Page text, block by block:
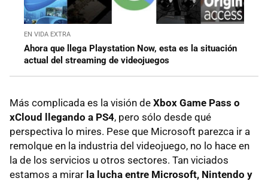
EN VIDA EXTRA
Ahora que llega Playstation Now, esta es la situación
actual del streaming de videojuegos
Más complicada es la visión de Xbox Game Pass o
xCloud llegando a PS4, pero sólo desde qué
perspectiva lo mires. Pese que Microsoft parezca ir a
remolque en la industria del videojuego, no lo hace en
la de los servicios u otros sectores. Tan viciados
estamos a mirar la lucha entre Microsoft, Nintendo y